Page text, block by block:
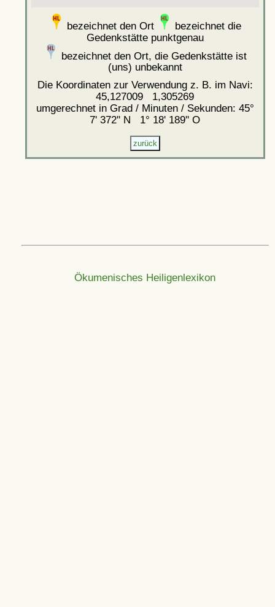
bezeichnet den Ort
bezeichnet die
Gedenkstätte punktgenau
bezeichnet den Ort, die Gedenkstätte ist
(uns) unbekannt
Die Koordinaten zur Verwendung z. B. im Navi:
45,127009 1,305269
umgerechnet in Grad / Minuten / Sekunden: 45°
7' 372'' N 1° 18' 189'' O
Ökumenisches Heiligenlexikon